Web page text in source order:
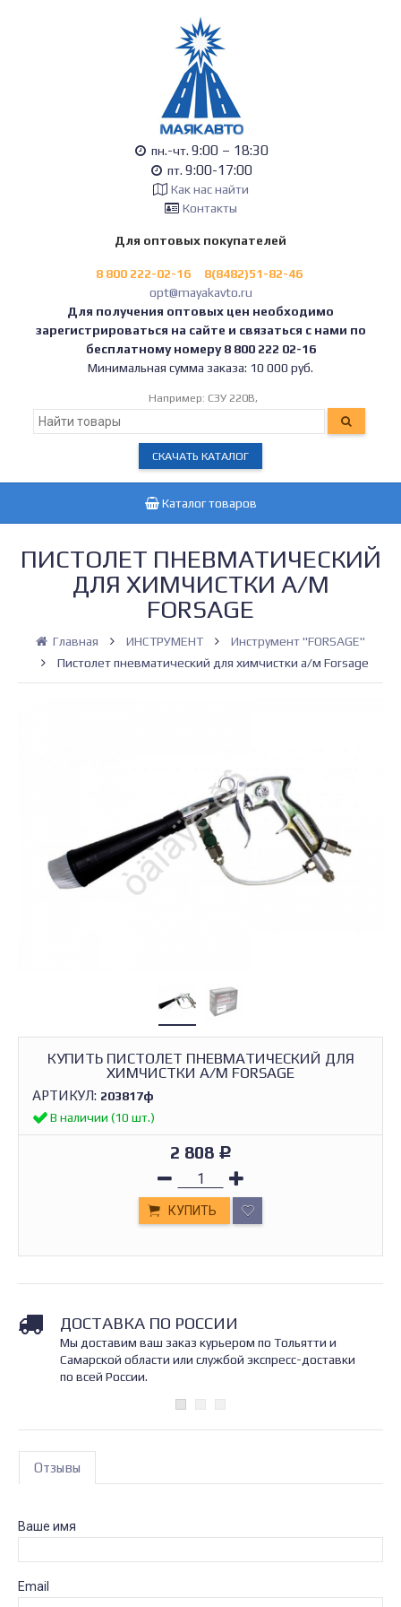
пн.-чт. 9:00 – 18:30
пт. 9:00-17:00
Как нас найти
Контакты
Для оптовых покупателей
8 800 222-02-16
8(8482)51-82-46
opt@mayakavto.ru
Для получения оптовых цен необходимо
зарегистрироваться на сайте и связаться с нами по
бесплатному номеру 8 800 222 02-16
Минимальная сумма заказа: 10 000 руб.
Например: СЗУ 220В,
СКАЧАТЬ КАТАЛОГ
Каталог товаров
ПИСТОЛЕТ ПНЕВМАТИЧЕСКИЙ
ДЛЯ ХИМЧИСТКИ А/М
FORSAGE
Главная ИНСТРУМЕНТ
Инструмент "FORSAGE"
Пистолет пневматический для химчистки а/м Forsage
КУПИТЬ ПИСТОЛЕТ ПНЕВМАТИЧЕСКИЙ ДЛЯ
ХИМЧИСТКИ А/М FORSAGE
АРТИКУЛ: 203817ф
В наличии (10 шт.)
2 808 Р
КУПИТЬ
ДОСТАВКА ПО РОССИИ
Мы доставим ваш заказ курьером по Тольятти и
Самарской области или службой экспресс-доставки
по всей России.
Отзывы
Ваше имя
Email